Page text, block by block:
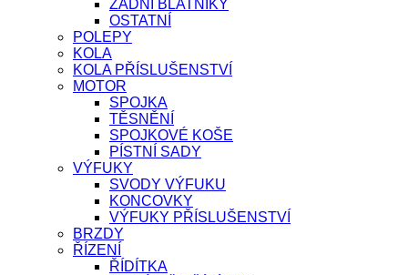
ZADNÍ BLATNÍKY
OSTATNÍ
POLEPY
KOLA
KOLA PŘÍSLUŠENSTVÍ
MOTOR
SPOJKA
TĚSNĚNÍ
SPOJKOVÉ KOŠE
PÍSTNÍ SADY
VÝFUKY
SVODY VÝFUKU
KONCOVKY
VÝFUKY PŘÍSLUŠENSTVÍ
BRZDY
ŘÍZENÍ
ŘÍDÍTKA